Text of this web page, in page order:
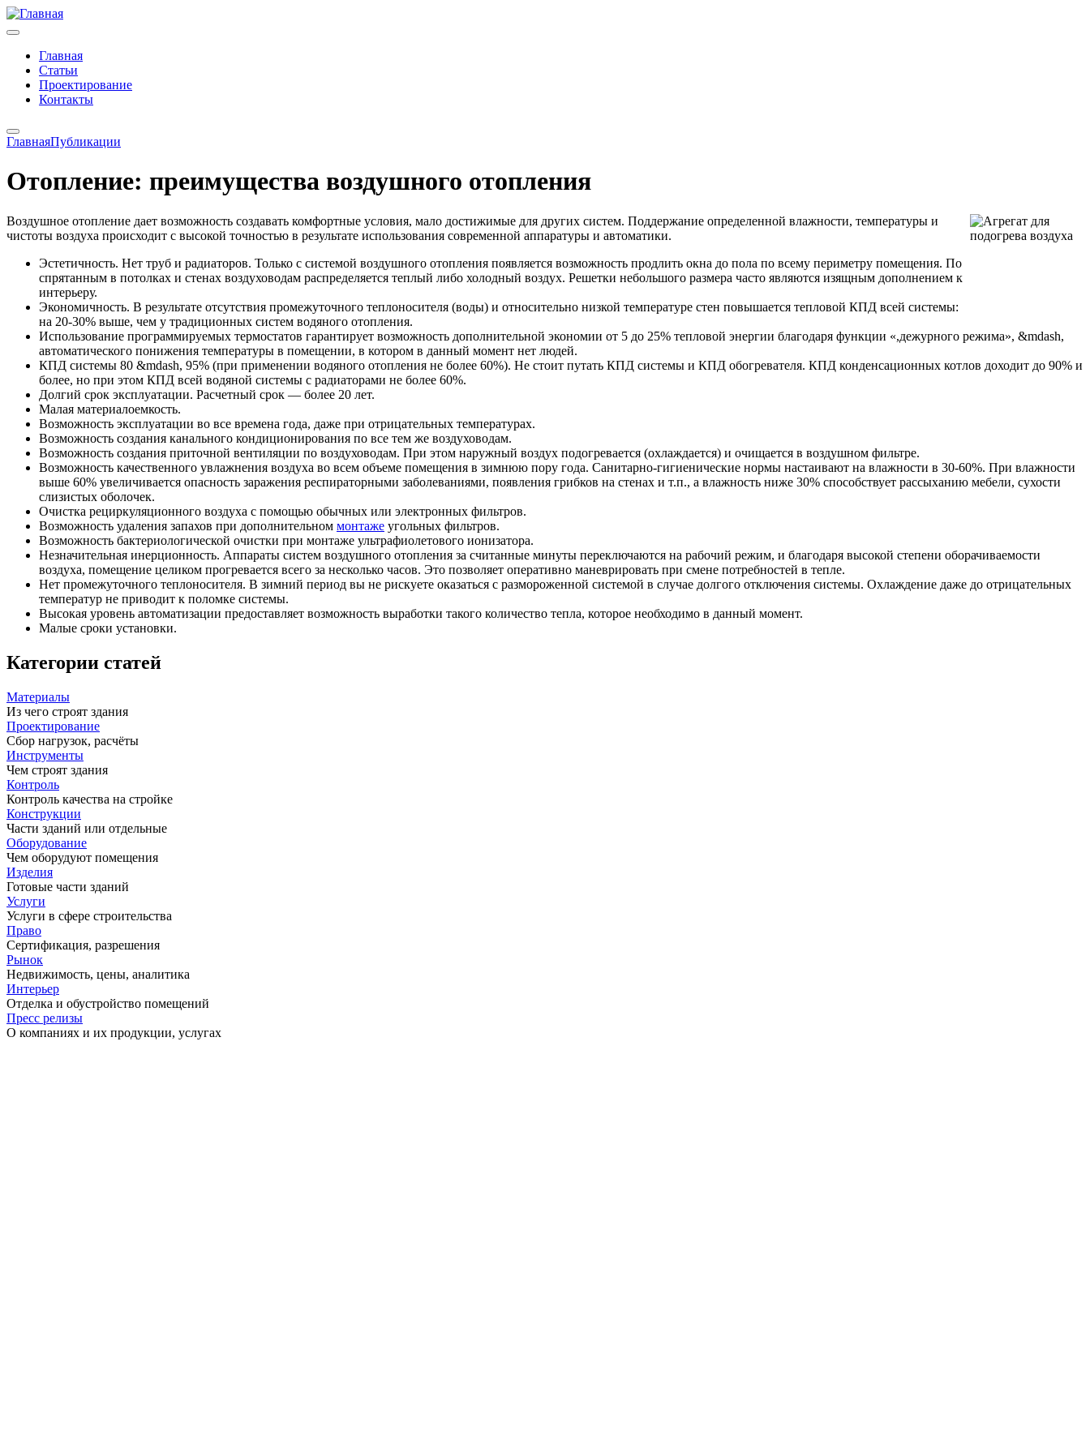
Главная
Статьи
Проектирование
Контакты
ГлавнаяПубликации
Отопление: преимущества воздушного отопления
Воздушное отопление дает возможность создавать комфортные условия, мало достижимые для других систем. Поддержание определенной влажности, температуры и
чистоты воздуха происходит с высокой точностью в результате использования современной аппаратуры и автоматики.
Эстетичность. Нет труб и радиаторов. Только с системой воздушного отопления появляется возможность продлить окна до пола по всему периметру помещения. По
спрятанным в потолках и стенах воздуховодам распределяется теплый либо холодный воздух. Решетки небольшого размера часто являются изящным дополнением к
интерьеру.
Экономичность. В результате отсутствия промежуточного теплоносителя (воды) и относительно низкой температуре стен повышается тепловой КПД всей системы:
на 20-30% выше, чем у традиционных систем водяного отопления.
Использование программируемых термостатов гарантирует возможность дополнительной экономии от 5 до 25% тепловой энергии благодаря функции «,дежурного режима», &mdash,
автоматического понижения температуры в помещении, в котором в данный момент нет людей.
КПД системы 80 &mdash, 95% (при применении водяного отопления не более 60%). Не стоит путать КПД системы и КПД обогревателя. КПД конденсационных котлов доходит до 90% и
более, но при этом КПД всей водяной системы с радиаторами не более 60%.
Долгий срок эксплуатации. Расчетный срок — более 20 лет.
Малая материалоемкость.
Возможность эксплуатации во все времена года, даже при отрицательных температурах.
Возможность создания канального кондиционирования по все тем же воздуховодам.
Возможность создания приточной вентиляции по воздуховодам. При этом наружный воздух подогревается (охлаждается) и очищается в воздушном фильтре.
Возможность качественного увлажнения воздуха во всем объеме помещения в зимнюю пору года. Санитарно-гигиенические нормы настаивают на влажности в 30-60%. При влажности
выше 60% увеличивается опасность заражения респираторными заболеваниями, появления грибков на стенах и т.п., а влажность ниже 30% способствует рассыханию мебели, сухости
слизистых оболочек.
Очистка рециркуляционного воздуха с помощью обычных или электронных фильтров.
Возможность удаления запахов при дополнительном монтаже угольных фильтров.
Возможность бактериологической очистки при монтаже ультрафиолетового ионизатора.
Незначительная инерционность. Аппараты систем воздушного отопления за считанные минуты переключаются на рабочий режим, и благодаря высокой степени оборачиваемости
воздуха, помещение целиком прогревается всего за несколько часов. Это позволяет оперативно маневрировать при смене потребностей в тепле.
Нет промежуточного теплоносителя. В зимний период вы не рискуете оказаться с размороженной системой в случае долгого отключения системы. Охлаждение даже до отрицательных
температур не приводит к поломке системы.
Высокая уровень автоматизации предоставляет возможность выработки такого количество тепла, которое необходимо в данный момент.
Малые сроки установки.
Категории статей
Материалы
Из чего строят здания
Проектирование
Сбор нагрузок, расчёты
Инструменты
Чем строят здания
Контроль
Контроль качества на стройке
Конструкции
Части зданий или отдельные
Оборудование
Чем оборудуют помещения
Изделия
Готовые части зданий
Услуги
Услуги в сфере строительства
Право
Сертификация, разрешения
Рынок
Недвижимость, цены, аналитика
Интерьер
Отделка и обустройство помещений
Пресс релизы
О компаниях и их продукции, услугах